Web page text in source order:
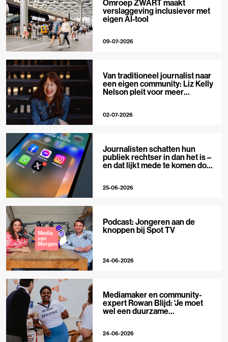
Omroep ZWART maakt
verslaggeving inclusiever met
eigen AI-tool
09-07-2026
Van traditioneel journalist naar
een eigen community: Liz Kelly
Nelson pleit voor meer
02-07-2026
Journalisten schatten hun
publiek rechtser in dan het is –
en dat lijkt mede te komen door
25-06-2026
Podcast: Jongeren aan de
knoppen bij Spot TV
24-06-2026
Mediamaker en community-
expert Rowan Blijd: ‘Je moet
wel een duurzame
24-06-2026